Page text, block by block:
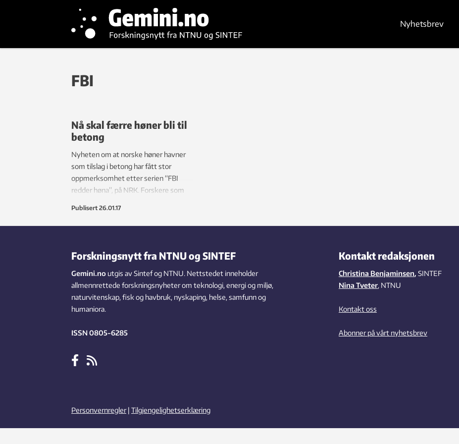
Nyhetsbrev
FBI
Nå skal færre høner bli til
betong
Nyheten om at norske høner havner
som tilslag i betong har fått stor
oppmerksomhet etter serien “FBI
redder høna”, på NRK. Forskere som
kom nyheten om at SINTEF får
slakteri, tilpasset nettopp høner.
Publisert 26.01.17
Forskningsnytt fra NTNU og SINTEF
Gemini.no utgis av Sintef og NTNU. Nettstedet inneholder
allmennrettede forskningsnyheter om teknologi, energi og miljø,
naturvitenskap, fisk og havbruk, nyskaping, helse, samfunn og
humaniora.
ISSN 0805-6285
Kontakt redaksjonen
Christina Benjaminsen, SINTEF
Nina Tveter, NTNU
Kontakt oss
Abonner på vårt nyhetsbrev
Personvernregler | Tilgjengelighetserklæring